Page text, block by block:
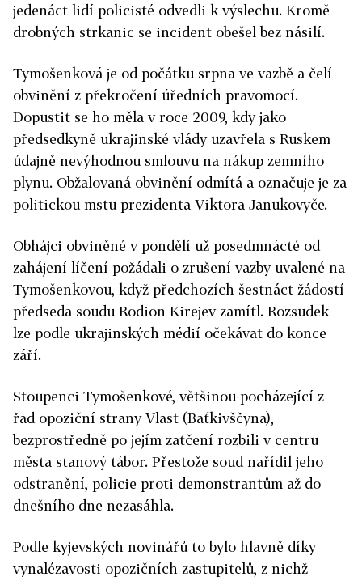
jedenáct lidí policisté odvedli k výslechu. Kromě
drobných strkanic se incident obešel bez násilí.
Tymošenková je od počátku srpna ve vazbě a čelí
obvinění z překročení úředních pravomocí.
Dopustit se ho měla v roce 2009, kdy jako
předsedkyně ukrajinské vlády uzavřela s Ruskem
údajně nevýhodnou smlouvu na nákup zemního
plynu. Obžalovaná obvinění odmítá a označuje je za
politickou mstu prezidenta Viktora Janukovyče.
Obhájci obviněné v pondělí už posedmnácté od
zahájení líčení požádali o zrušení vazby uvalené na
Tymošenkovou, když předchozích šestnáct žádostí
předseda soudu Rodion Kirejev zamítl. Rozsudek
lze podle ukrajinských médií očekávat do konce
září.
Stoupenci Tymošenkové, většinou pocházející z
řad opoziční strany Vlast (Baťkivščyna),
bezprostředně po jejím zatčení rozbili v centru
města stanový tábor. Přestože soud nařídil jeho
odstranění, policie proti demonstrantům až do
dnešního dne nezasáhla.
Podle kyjevských novinářů to bylo hlavně díky
vynalézavosti opozičních zastupitelů, z nichž